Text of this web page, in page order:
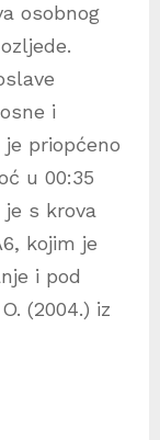
osobnog
i
je priopćeno
u 00:35
je s krova
kojim je
i pod
(2004.) iz